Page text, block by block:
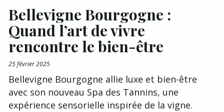
Bellevigne Bourgogne :
Quand l’art de vivre
rencontre le bien-être
25 février 2025
Bellevigne Bourgogne allie luxe et bien-être
avec son nouveau Spa des Tannins, une
expérience sensorielle inspirée de la vigne.